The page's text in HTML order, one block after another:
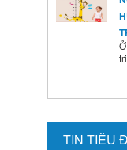
TIN TIÊU